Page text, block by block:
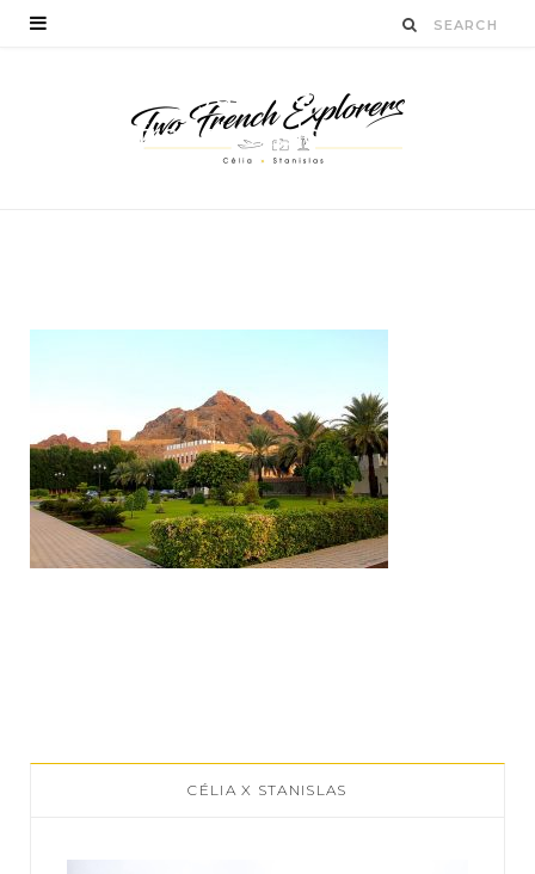
palaisroyaloman-
twofrenchexplorers-
blogvoyage
CÉLIA X STANISLAS